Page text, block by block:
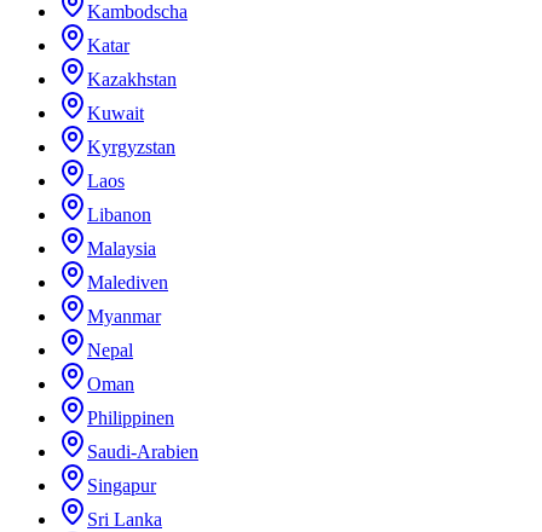
Kambodscha
Katar
Kazakhstan
Kuwait
Kyrgyzstan
Laos
Libanon
Malaysia
Malediven
Myanmar
Nepal
Oman
Philippinen
Saudi-Arabien
Singapur
Sri Lanka